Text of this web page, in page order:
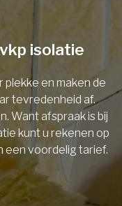
isolatie
plekke en maken de
tevredenheid af.
Want afspraak is bij
kunt u rekenen op
een voordelig tarief.